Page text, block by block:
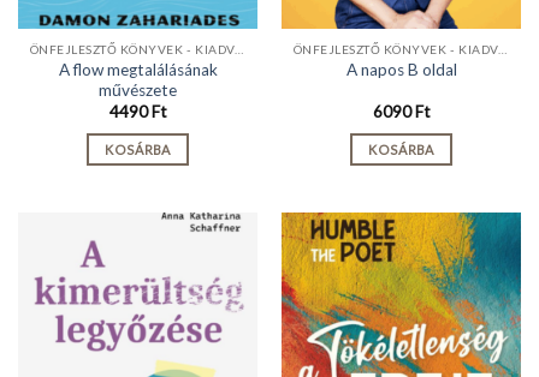
ÖNFEJLESZTŐ KÖNYVEK - KIADVÁNYOK
A flow megtalálásának
művészete
4490Ft
KOSÁRBA
ÖNFEJLESZTŐ KÖNYVEK - KIADVÁNYOK
A napos B oldal
6090Ft
KOSÁRBA